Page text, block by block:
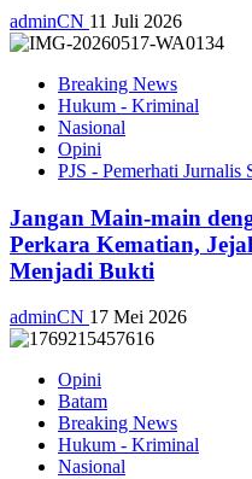
adminCN 11 Juli 2026
Breaking News
Hukum - Kriminal
Nasional
Opini
PJS - Pemerhati Jurnalis
Jangan Main-main
Perkara Kematian,
Menjadi Bukti
adminCN 17 Mei 2026
Opini
Batam
Breaking News
Hukum - Kriminal
Nasional